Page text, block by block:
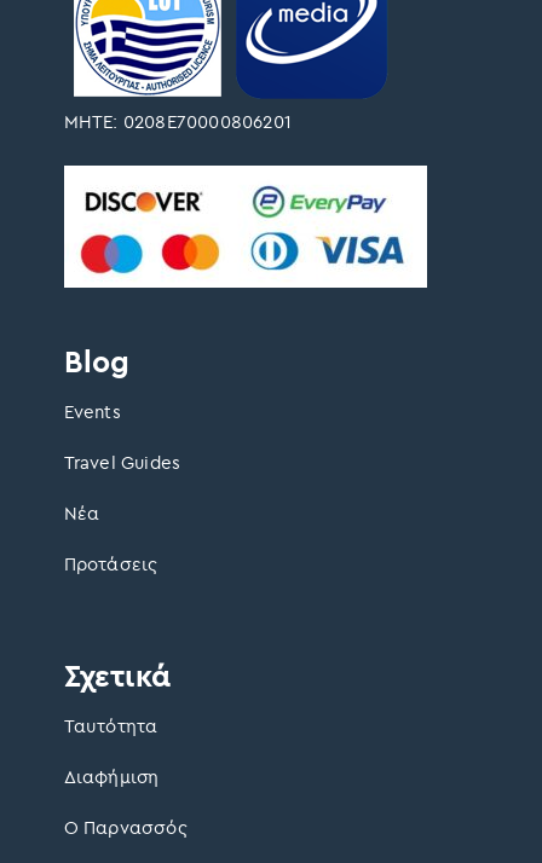
ΜΗΤΕ: 0208Ε70000806201
Σχετικά
Ταυτότητα
Διαφήμιση
Ο Παρνασσός
Blog
Events
Travel Guides
Νέα
Προτάσεις